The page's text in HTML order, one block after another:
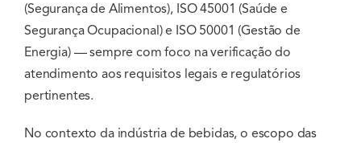
(Segurança de Alimentos), ISO 45001 (Saúde e
Segurança Ocupacional) e ISO 50001 (Gestão de
Energia) — sempre com foco na verificação do
atendimento aos requisitos legais e regulatórios
pertinentes.
No contexto da indústria de bebidas, o escopo das